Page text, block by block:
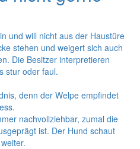
und will nicht aus der Haustüre
stehen und weigert sich auch
Die Besitzer interpretieren
stur oder faul.
denn der Welpe empfindet
nachvollziehbar, zumal die
ist. Der Hund schaut